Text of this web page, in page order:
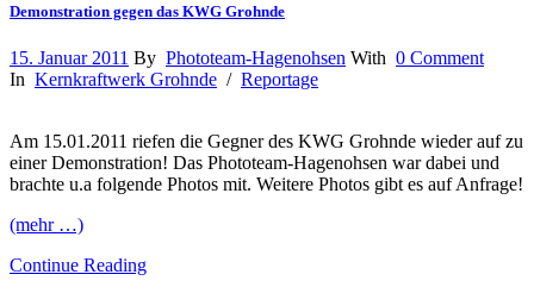
Demonstration gegen das KWG Grohnde
15. Januar 2011 By Phototeam-Hagenohsen With 0 Comment
In Kernkraftwerk Grohnde / Reportage
Am 15.01.2011 riefen die Gegner des KWG Grohnde wieder auf zu
einer Demonstration! Das Phototeam-Hagenohsen war dabei und
brachte u.a folgende Photos mit. Weitere Photos gibt es auf Anfrage!
(mehr …)
Continue Reading